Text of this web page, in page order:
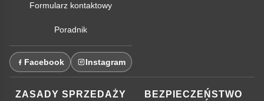
Formularz kontaktowy
Poradnik
Facebook Instagram
ZASADY SPRZEDAŻY
BEZPIECZEŃSTWO